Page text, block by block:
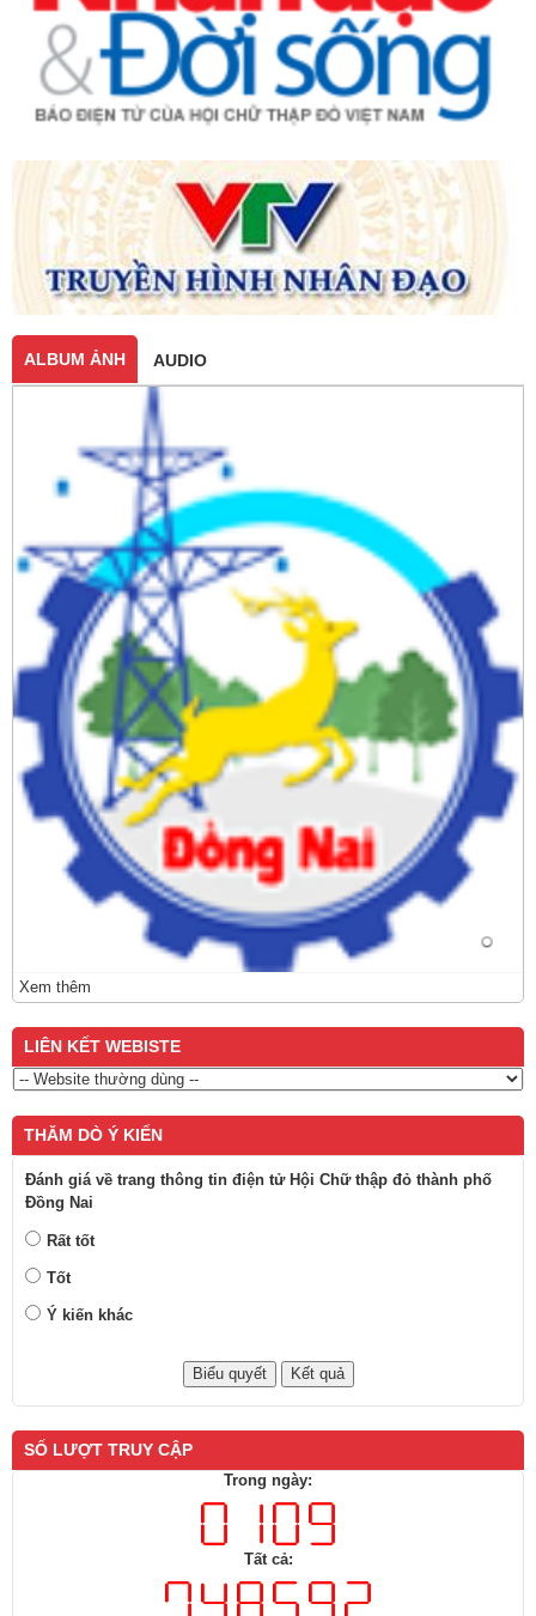
ALBUM ẢNH AUDIO
Xem thêm
LIÊN KẾT WEBISTE
THĂM DÒ Ý KIẾN
Đánh giá về trang thông tin điện tử Hội Chữ thập đỏ thành phố
Đồng Nai
Rất tốt
Tốt
Ý kiến khác
SỐ LƯỢT TRUY CẬP
Trong ngày:
Tất cả: